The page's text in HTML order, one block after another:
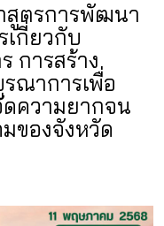
สูตรการพัฒนา
เกี่ยวกับ
การสร้าง
ณาการเพื่อ
ความยากจน
ของจังหวัด